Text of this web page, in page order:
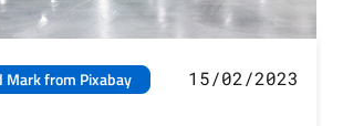
Mark from Pixabay 15/02/2023